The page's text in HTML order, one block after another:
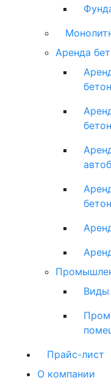
Аренда
Прайс-лист
О компании